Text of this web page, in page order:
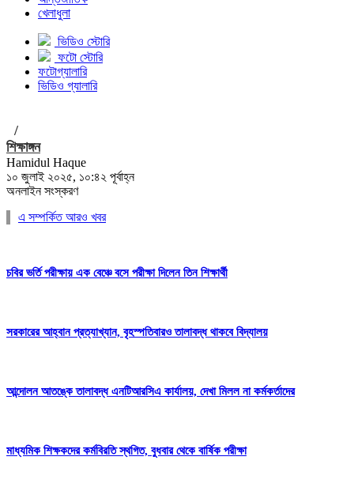
খেলাধুলা
ভিডিও স্টোরি
ফটো স্টোরি
ফটোগ্যালারি
ভিডিও গ্যালারি
/
শিক্ষাঙ্গন
Hamidul Haque
১০ জুলাই ২০২৫, ১০:৪২ পূর্বাহ্ন
অনলাইন সংস্করণ
এ সম্পর্কিত আরও খবর
চবির ভর্তি পরীক্ষায় এক বেঞ্চে বসে পরীক্ষা দিলেন তিন শিক্ষার্থী
সরকারের আহ্বান প্রত্যাখ্যান, বৃহস্পতিবারও তালাবদ্ধ থাকবে বিদ্যালয়
আন্দোলন আতঙ্কে তালাবদ্ধ এনটিআরসিএ কার্যালয়, দেখা মিলল না কর্মকর্তাদের
মাধ্যমিক শিক্ষকদের কর্মবিরতি স্থগিত, বুধবার থেকে বার্ষিক পরীক্ষা